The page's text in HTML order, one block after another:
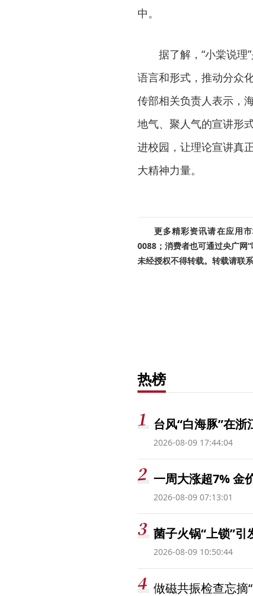
中。
据了解，“小棠说
语言和形式，推动分众
传部相关负责人表示，
地气、聚人气的宣讲形
进校园，让理论宣讲真
大精神力量。
更多精彩资讯请在应用
0088；消费者也可通过央广网
未经授权不得转载。转载请联
热榜
台风“白海豚”在
2026-08-09 17:44:04
一周大涨超7% 金
2026-08-09 07:13:01
菌子火锅“上锁”
2026-08-09 10:50:44
做磁共振检查忘摘